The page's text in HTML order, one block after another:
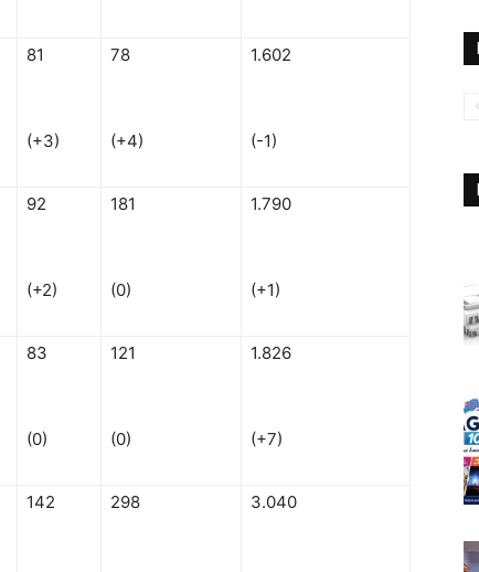
81
(+3)
78
(+4)
1.602
(-1)
92
(+2)
181
(0)
1.790
(+1)
83
(0)
121
(0)
1.826
(+7)
142 298 3.040